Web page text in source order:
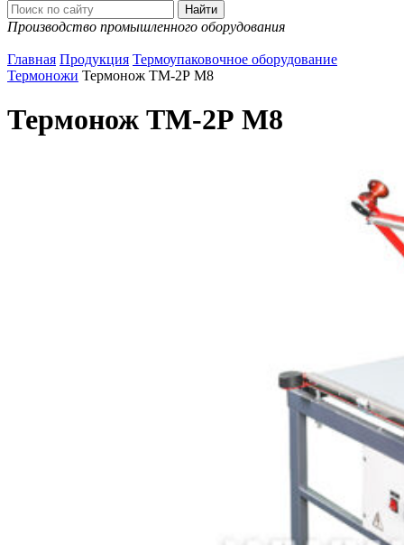
Производство промышленного оборудования
Главная Продукция Термоупаковочное оборудование
Термоножи Термонож ТМ-2Р М8
Термонож ТМ-2Р М8